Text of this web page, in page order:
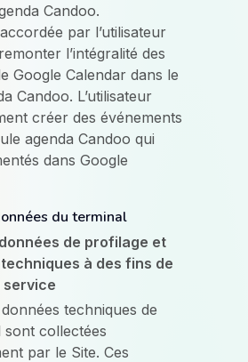
Candoo.
par l’utilisateur
l’intégralité des
Google Calendar dans le
Candoo. L’utilisateur
créer des événements
agenda Candoo qui
dans Google
du terminal
de profilage et
à des fins de
techniques de
collectées
par le Site. Ces